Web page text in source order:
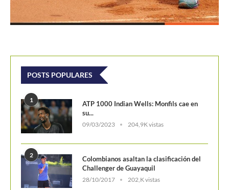
POSTS POPULARES
1
ATP 1000 Indian Wells: Monfils cae en
su...
09/03/2023 204,9K vistas
2
Colombianos asaltan la clasificación del
Challenger de Guayaquil
28/10/2017 202,K vistas